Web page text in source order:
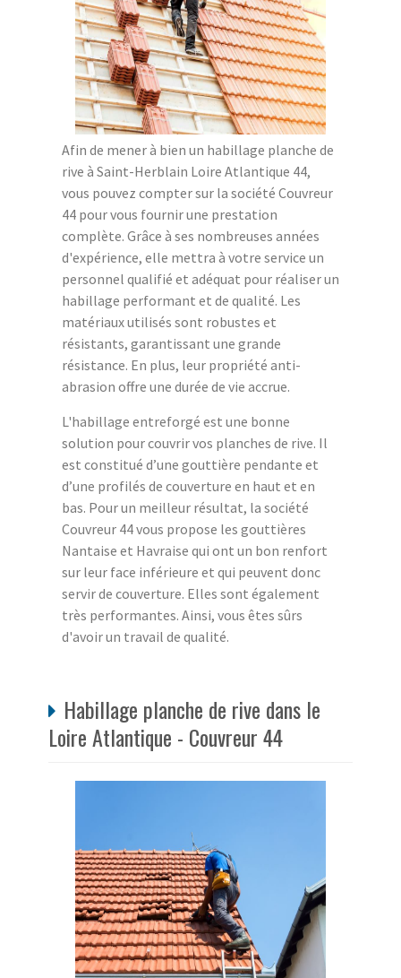
Afin de mener à bien un habillage planche de
rive à Saint-Herblain Loire Atlantique 44,
vous pouvez compter sur la société Couvreur
44 pour vous fournir une prestation
complète. Grâce à ses nombreuses années
d'expérience, elle mettra à votre service un
personnel qualifié et adéquat pour réaliser un
habillage performant et de qualité. Les
matériaux utilisés sont robustes et
résistants, garantissant une grande
résistance. En plus, leur propriété anti-
abrasion offre une durée de vie accrue.
L'habillage entreforgé est une bonne
solution pour couvrir vos planches de rive. Il
est constitué d’une gouttière pendante et
d’une profilés de couverture en haut et en
bas. Pour un meilleur résultat, la société
Couvreur 44 vous propose les gouttières
Nantaise et Havraise qui ont un bon renfort
sur leur face inférieure et qui peuvent donc
servir de couverture. Elles sont également
très performantes. Ainsi, vous êtes sûrs
d'avoir un travail de qualité.
Habillage planche de rive dans le
Loire Atlantique - Couvreur 44